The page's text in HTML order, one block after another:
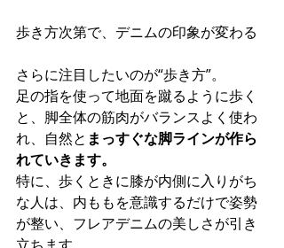
歩き方次第で、デニムの印象が変わる
さらに注目したいのが“歩き方”。
足の指を使って地面を蹴るように歩く
と、脚全体の筋肉がバランスよく使わ
れ、自然と まっすぐな脚ラインが作ら
れていきます。
特に、歩くときに膝が内側に入りがち
な人は、内ももを意識するだけで姿勢
が整い、フレアデニムの美しさが引き